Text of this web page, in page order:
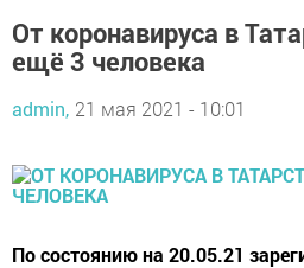
От коронавируса в
ещё 3 человека
admin, 21 мая 2021 - 10:01
По состоянию на 20.05.21